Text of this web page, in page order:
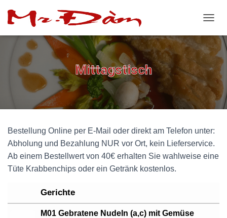
A
I
M
S
H
Mittagstisch
Bestellung Online per E-Mail oder direkt am Telefon unter:
Abholung und Bezahlung NUR vor Ort, kein Lieferservice.
Ab einem Bestellwert von 40€ erhalten Sie wahlweise eine
Tüte Krabbenchips oder ein Getränk kostenlos.
Gerichte
M01 Gebratene Nudeln (a,c) mit Gemüse